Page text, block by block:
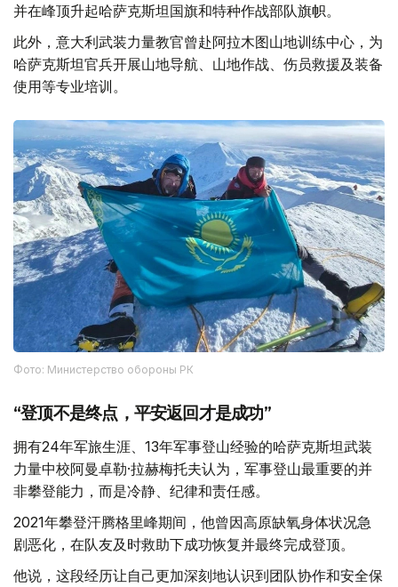
并在峰顶升起哈萨克斯坦国旗和特种作战部队旗帜。
此外，意大利武装力量教官曾赴阿拉木图山地训练中心，为
哈萨克斯坦官兵开展山地导航、山地作战、伤员救援及装备
使用等专业培训。
Фото: Министерство обороны РК
“登顶不是终点，平安返回才是成功”
拥有24年军旅生涯、13年军事登山经验的哈萨克斯坦武装
力量中校阿曼卓勒·拉赫梅托夫认为，军事登山最重要的并
非攀登能力，而是冷静、纪律和责任感。
2021年攀登汗腾格里峰期间，他曾因高原缺氧身体状况急
剧恶化，在队友及时救助下成功恢复并最终完成登顶。
他说，这段经历让自己更加深刻地认识到团队协作和安全保